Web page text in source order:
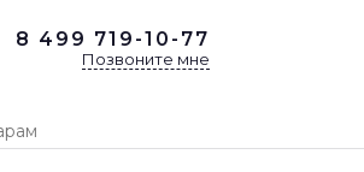
8 499 719-10-77
Позвоните мне